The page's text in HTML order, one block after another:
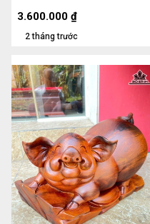
2 tháng trước
3.600.000 ₫